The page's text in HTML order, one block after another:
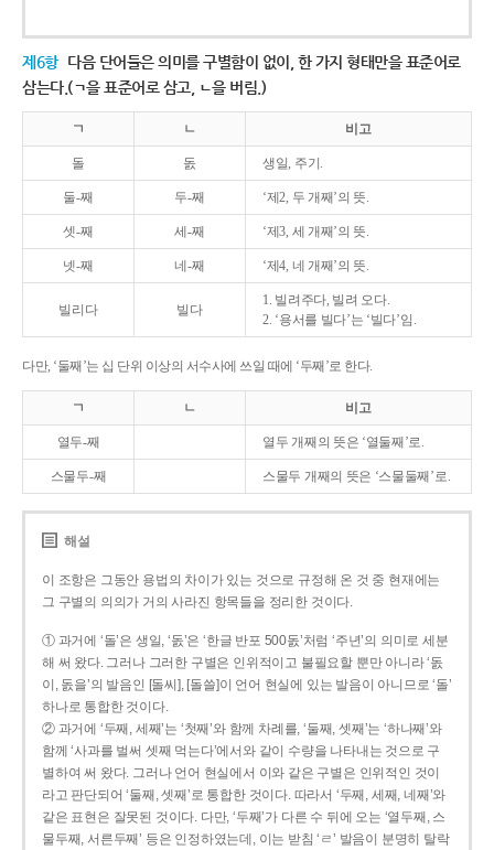
제6항 다음 단어들은 의미를 구별함이 없이, 한 가지 형태만을 표준어로
삼는다.(ㄱ을 표준어로 삼고, ㄴ을 버림.)
ㄱ ㄴ 비고
돌 돐 생일, 주기.
둘-째 두-째 ‘제2, 두 개째’의 뜻.
셋-째 세-째 ‘제3, 세 개째’의 뜻.
넷-째 네-째 ‘제4, 네 개째’의 뜻.
빌리다 빌다
1. 빌려주다, 빌려 오다.
2. ‘용서를 빌다’는 ‘빌다’임.
다만, ‘둘째’는 십 단위 이상의 서수사에 쓰일 때에 ‘두째’로 한다.
ㄱ ㄴ 비고
열두-째 열두 개째의 뜻은 ‘열둘째’로.
스물두-째 스물두 개째의 뜻은 ‘스물둘째’로.
해설
이 조항은 그동안 용법의 차이가 있는 것으로 규정해 온 것 중 현재에는
그 구별의 의의가 거의 사라진 항목들을 정리한 것이다.
① 과거에 ‘돌’은 생일, ‘돐’은 ‘한글 반포 500돐’처럼 ‘주년’의 의미로 세분
해 써 왔다. 그러나 그러한 구별은 인위적이고 불필요할 뿐만 아니라 ‘돐
이, 돐을’의 발음인 [돌씨], [돌쓸]이 언어 현실에 있는 발음이 아니므로 ‘돌’
하나로 통합한 것이다.
② 과거에 ‘두째, 세째’는 ‘첫째’와 함께 차례를, ‘둘째, 셋째’는 ‘하나째’와
함께 ‘사과를 벌써 셋째 먹는다’에서와 같이 수량을 나타내는 것으로 구
별하여 써 왔다. 그러나 언어 현실에서 이와 같은 구별은 인위적인 것이
라고 판단되어 ‘둘째, 셋째’로 통합한 것이다. 따라서 ‘두째, 세째, 네째’와
같은 표현은 잘못된 것이다. 다만, ‘두째’가 다른 수 뒤에 오는 ‘열두째, 스
물두째, 서른두째’ 등은 인정하였는데, 이는 받침 ‘ㄹ’ 발음이 분명히 탈락